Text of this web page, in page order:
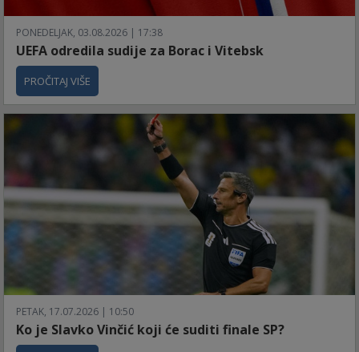
PONEDELJAK, 03.08.2026 | 17:38
UEFA odredila sudije za Borac i Vitebsk
PROČITAJ VIŠE
PETAK, 17.07.2026 | 10:50
Ko je Slavko Vinčić koji će suditi finale SP?